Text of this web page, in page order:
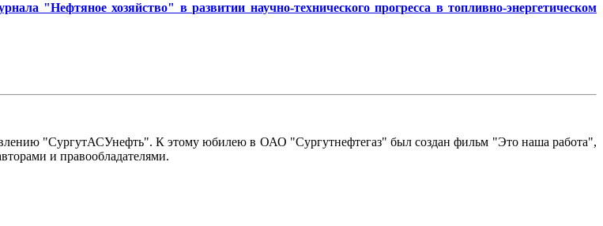
"Нефтяное хозяйство" в развитии научно-технического прогресса в топливно-энергетическом
"СургутАСУнефть". К этому юбилею в ОАО "Сургутнефтегаз" был создан фильм "Это наша работа",
и правообладателями.